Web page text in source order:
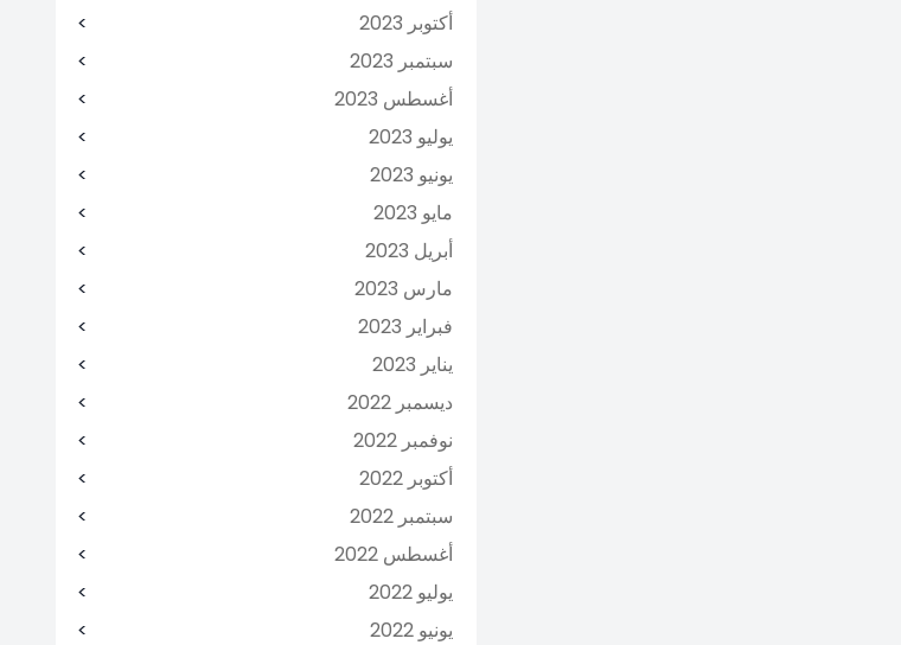
أكتوبر 2023
سبتمبر 2023
أغسطس 2023
يوليو 2023
يونيو 2023
مايو 2023
أبريل 2023
مارس 2023
فبراير 2023
يناير 2023
ديسمبر 2022
نوفمبر 2022
أكتوبر 2022
سبتمبر 2022
أغسطس 2022
يوليو 2022
يونيو 2022